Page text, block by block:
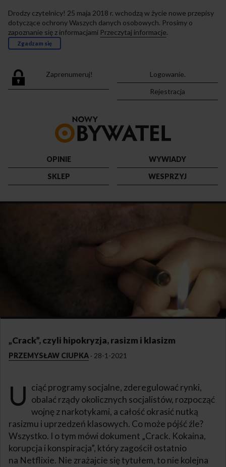
Drodzy czytelnicy! 25 maja 2018 r. wchodzą w życie nowe przepisy
dotyczące ochrony Waszych danych osobowych. Prosimy o
zapoznanie się z informacjami Przeczytaj informacje.
Zgadzam się
Zaprenumeruj!
Logowanie.
Rejestracja
strony
OPINIE
WYWIADY
SKLEP
WESPRZYJ
„Crack”, czyli hipokryzja, rasizm i klasizm
PRZEMYSŁAW CIUPKA · 28-1-2021
U ciąć programy socjalne, zderegulować rynki,
obalać rządy okolicznych socjalistów, rozpocząć
wojnę z narkotykami, a całość okrasić nutką
rasizmu i uprzedzeń klasowych. Co może pójść źle?
Wszystko. I o tym mówi dokument „Crack. Kokaina,
korupcja i konspiracja”, który zagościł ostatnio
na Netflixie. Nie zrażajcie się tytułem, to nie kolejna